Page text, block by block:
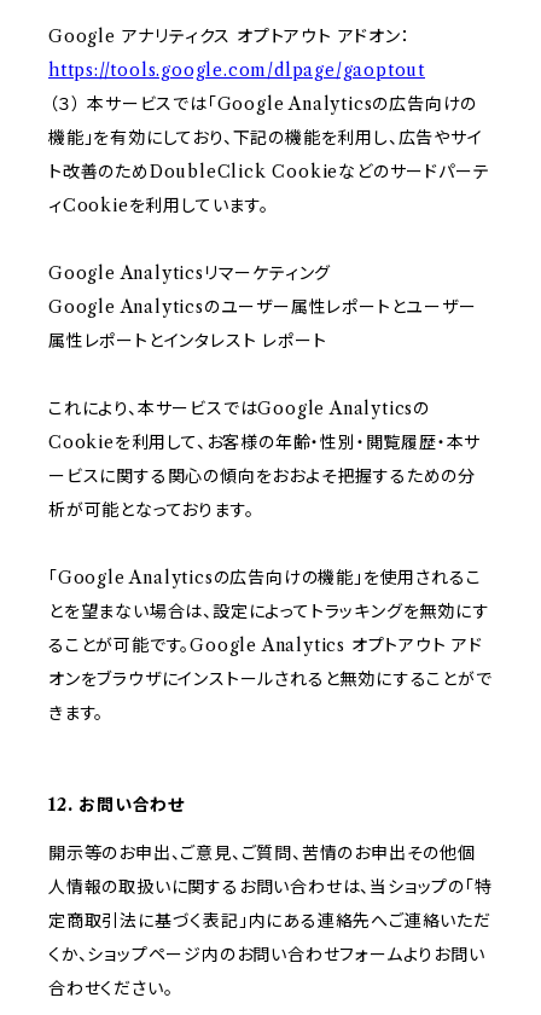
Google アナリティクス オプトアウト アドオン：
https://tools.google.com/dlpage/gaoptout
（３） 本サービスでは「Google Analyticsの広告向けの
機能」を有効にしており、下記の機能を利用し、広告やサイ
ト改善のためDoubleClick Cookieなどのサードパーテ
ィCookieを利用しています。
Google Analyticsリマーケティング
Google Analyticsのユーザー属性レポートとユーザー
属性レポートとインタレスト レポート
これにより、本サービスではGoogle Analyticsの
Cookieを利用して、お客様の年齢・性別・閲覧履歴・本サ
ービスに関する関心の傾向をおおよそ把握するための分
析が可能となっております。
「Google Analyticsの広告向けの機能」を使用されるこ
とを望まない場合は、設定によってトラッキングを無効にす
ることが可能です。Google Analytics オプトアウト アド
オンをブラウザにインストールされると無効にすることがで
きます。
12. お問い合わせ
開示等のお申出、ご意見、ご質問、苦情のお申出その他個
人情報の取扱いに関するお問い合わせは、当ショップの「特
定商取引法に基づく表記」内にある連絡先へご連絡いただ
くか、ショップページ内のお問い合わせフォームよりお問い
合わせください。